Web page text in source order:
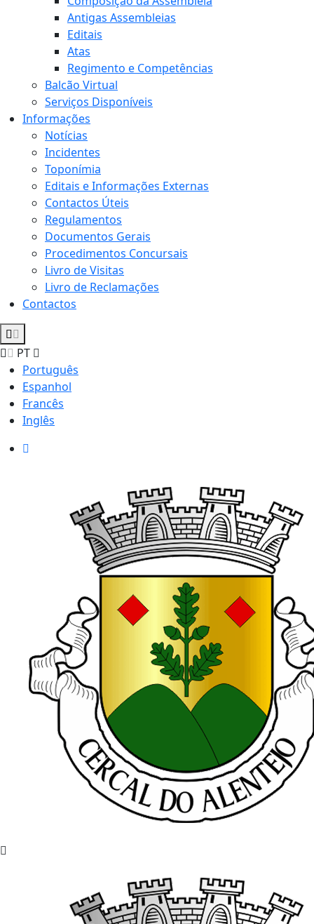
Antigas Assembleias
Editais
Atas
Regimento e Competências
Balcão Virtual
Serviços Disponíveis
Informações
Notícias
Incidentes
Toponímia
Editais e Informações Externas
Contactos Úteis
Regulamentos
Documentos Gerais
Procedimentos Concursais
Livro de Visitas
Livro de Reclamações
Contactos
PT
Português
Espanhol
Francês
Inglês